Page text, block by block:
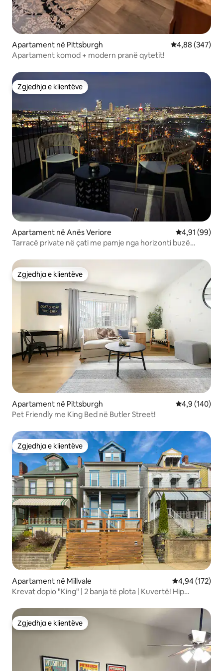
Apartament në Pittsburgh Vlerësimi
4,88 (347)
Apartament komod + modern pranë qytetit!
Zgjedhja e klientëve
Zgjedhja e klientëve
Apartament në Anës Veriore Vlerësimi
4,91 (99)
Tarracë private në çati me pamje nga horizonti buzë
Zgjedhja e klientëve
Zgjedhja e klientëve
Apartament në Pittsburgh Vlerësimi
4,9 (140)
Pet Friendly me King Bed në Butler Street!
Zgjedhja e klientëve
Zgjedhja e klientëve
Apartament në Millvale Vlerësimi
4,94 (172)
Krevat dopio "King" | 2 banja të plota | Kuvertë! Hip
Zgjedhja e klientëve
Zgjedhja e klientëve